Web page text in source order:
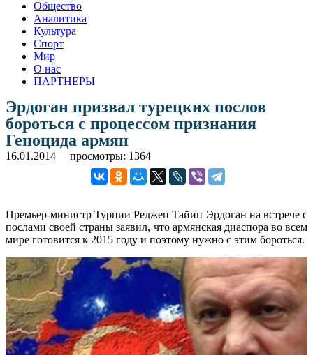
Общество
Аналитика
Культура
Спорт
Мир
О нас
ПАРТНЕРЫ
Эрдоган призвал турецких послов
бороться с процессом признания
Геноцида армян
16.01.2014 просмотры: 1364
Премьер-министр Турции Реджеп Тайип Эрдоган на встрече с
послами своей страны заявил, что армянская диаспора во всем
мире готовится к 2015 году и поэтому нужно с этим бороться.